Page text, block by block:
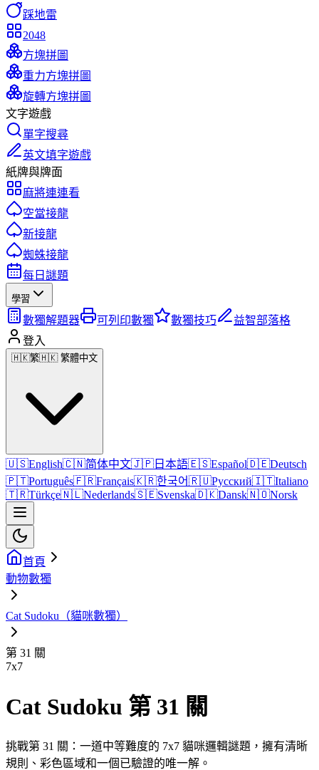
踩地雷
2048
方塊拼圖
重力方塊拼圖
旋轉方塊拼圖
文字遊戲
單字搜尋
英文填字遊戲
紙牌與牌面
麻將連連看
空當接龍
新接龍
蜘蛛接龍
每日謎題
學習
數獨解題器 可列印數獨 數獨技巧
益智部落格
登入
🇭🇰繁🇭🇰 繁體中文
🇺🇸English🇨🇳简体中文🇯🇵 日本語🇪🇸Español🇩🇪Deutsch
🇵🇹Português🇫🇷Français🇰🇷한국어🇷🇺Русский🇮🇹Italiano
🇹🇷Türkçe🇳🇱Nederlands🇸🇪Svenska🇩🇰Dansk🇳🇴Norsk
首頁
動物數獨
Cat Sudoku（貓咪數獨）
第 31 關
7x7
Cat Sudoku 第 31 關
挑戰第 31 關：一道中等難度的 7x7 貓咪邏輯謎題，擁有清晰
規則、彩色區域和一個已驗證的唯一解。